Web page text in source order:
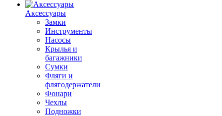
Аксессуары
Замки
Инструменты
Насосы
Крылья и
багажники
Сумки
Фляги и
флягодержатели
Фонари
Чехлы
Подножки